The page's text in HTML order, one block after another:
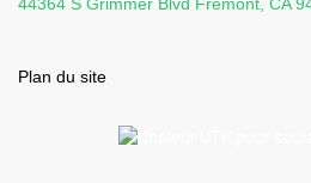
44364 S Grimmer Blvd Fremont, CA
Plan du site